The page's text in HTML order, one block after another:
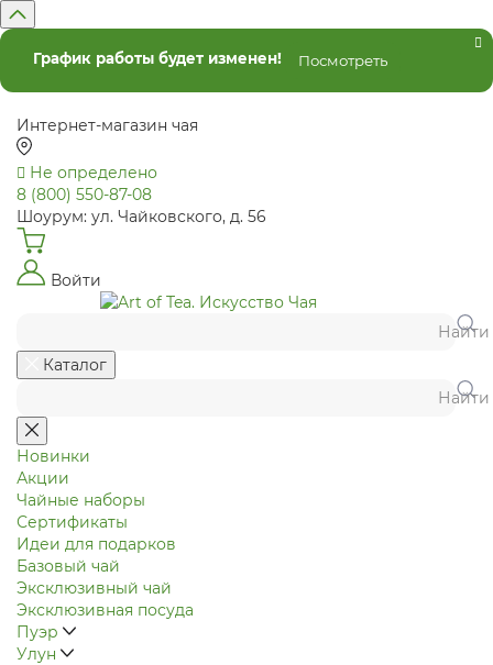
График работы будет изменен! Посмотреть
Интернет-магазин чая
Не определено
8 (800) 550-87-08
Шоурум: ул. Чайковского, д. 56
Войти
Найти
Каталог
Найти
Новинки
Акции
Чайные наборы
Сертификаты
Идеи для подарков
Базовый чай
Эксклюзивный чай
Эксклюзивная посуда
Пуэр
Улун